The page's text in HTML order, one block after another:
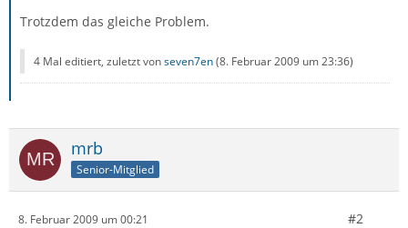
Trotzdem das gleiche Problem.
4 Mal editiert, zuletzt vonseven7en(8. Februar 2009 um 23:36)
mrb
Senior-Mitglied
8. Februar 2009 um 00:21 #2